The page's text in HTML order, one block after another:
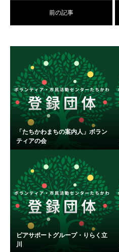
前の記事
「たちかわまちの案内人」ボラン
ティアの会
ピアサポートグループ・りらく立
川